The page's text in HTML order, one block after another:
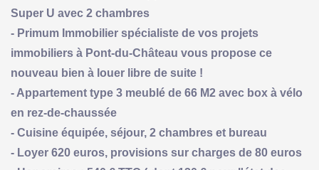
Super U avec 2 chambres
- Primum Immobilier spécialiste de vos projets
immobiliers à Pont-du-Château vous propose ce
nouveau bien à louer libre de suite !
- Appartement type 3 meublé de 66 M2 avec box à vélo
en rez-de-chaussée
- Cuisine équipée, séjour, 2 chambres et bureau
- Loyer 620 euros, provisions sur charges de 80 euros